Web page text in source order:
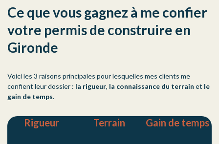
Ce que vous gagnez à me confier
votre permis de construire en
Gironde
Voici les 3 raisons principales pour lesquelles mes clients me
confient leur dossier : la rigueur, la connaissance du terrain et le
gain de temps.
Rigueur Terrain Gain de temps